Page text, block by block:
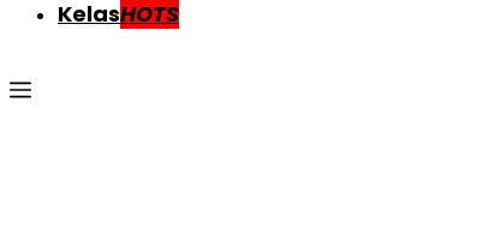
KelasHOTS